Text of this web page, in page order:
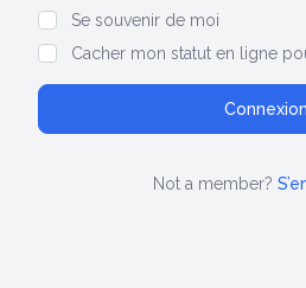
Se souvenir de moi
Cacher mon statut en ligne
Not a member?